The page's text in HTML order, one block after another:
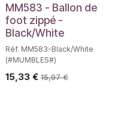
MM583 - Ballon de
foot zippé -
Black/White
Réf. MM583-Black/White
(#MUMBLES#)
15,33€ 15,97€